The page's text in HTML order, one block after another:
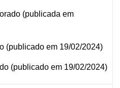
(publicada em
(publicado em 19/02/2024)
(publicado em 19/02/2024)